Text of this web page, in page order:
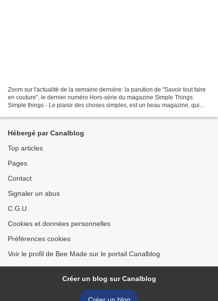
Zoom sur l'actualité de la semaine dernière: la parution de "Savoir tout faire
en couture", le dernier numéro Hors-série du magazine Simple Things.
Simple things - Le plaisir des choses simples, est un beau magazine, qui
Hébergé par Canalblog
Top articles
Pages
Contact
Signaler un abus
C.G.U.
Cookies et données personnelles
Préférences cookies
Voir le profil de Bee Made sur le portail Canalblog
Créer un blog sur Canalblog